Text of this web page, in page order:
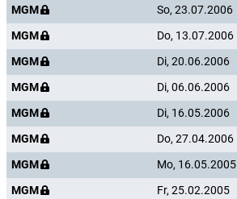
MGM
So, 23.07.2006
MGM
Do, 13.07.2006
MGM
Di, 20.06.2006
MGM
Di, 06.06.2006
MGM
Di, 16.05.2006
MGM
Do, 27.04.2006
MGM
Mo, 16.05.2005
MGM
Fr, 25.02.2005